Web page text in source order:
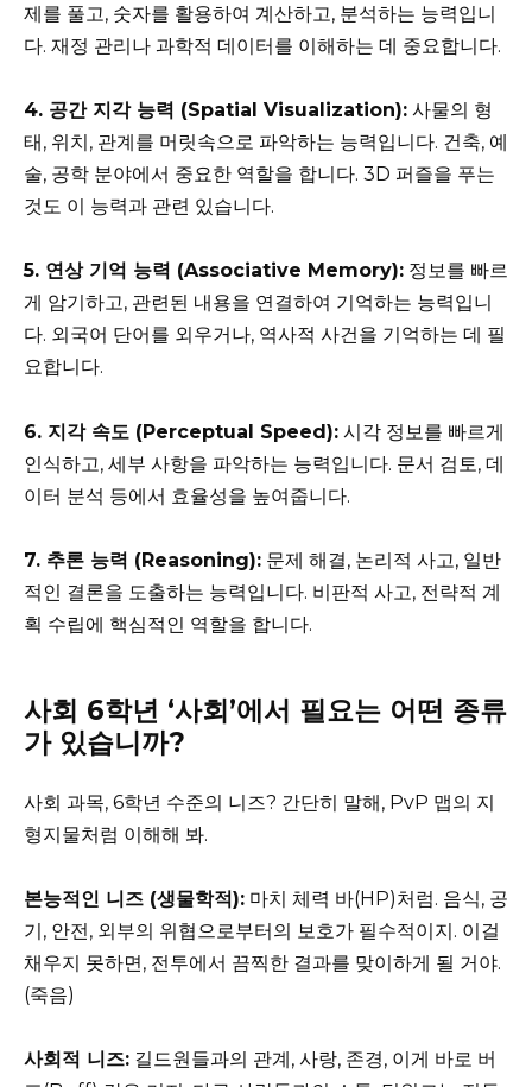
제를 풀고, 숫자를 활용하여 계산하고, 분석하는 능력입니
다. 재정 관리나 과학적 데이터를 이해하는 데 중요합니다.
4. 공간 지각 능력 (Spatial Visualization): 사물의 형
태, 위치, 관계를 머릿속으로 파악하는 능력입니다. 건축, 예
술, 공학 분야에서 중요한 역할을 합니다. 3D 퍼즐을 푸는
것도 이 능력과 관련 있습니다.
5. 연상 기억 능력 (Associative Memory): 정보를 빠르
게 암기하고, 관련된 내용을 연결하여 기억하는 능력입니
다. 외국어 단어를 외우거나, 역사적 사건을 기억하는 데 필
요합니다.
6. 지각 속도 (Perceptual Speed): 시각 정보를 빠르게
인식하고, 세부 사항을 파악하는 능력입니다. 문서 검토, 데
이터 분석 등에서 효율성을 높여줍니다.
7. 추론 능력 (Reasoning): 문제 해결, 논리적 사고, 일반
적인 결론을 도출하는 능력입니다. 비판적 사고, 전략적 계
획 수립에 핵심적인 역할을 합니다.
사회 6학년 ‘사회’에서 필요는 어떤 종류
가 있습니까?
사회 과목, 6학년 수준의 니즈? 간단히 말해, PvP 맵의 지
형지물처럼 이해해 봐.
본능적인 니즈 (생물학적): 마치 체력 바(HP)처럼. 음식, 공
기, 안전, 외부의 위협으로부터의 보호가 필수적이지. 이걸
채우지 못하면, 전투에서 끔찍한 결과를 맞이하게 될 거야.
(죽음)
사회적 니즈: 길드원들과의 관계, 사랑, 존경, 이게 바로 버